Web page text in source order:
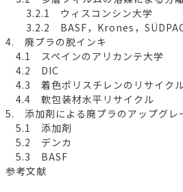
3.2.1 ウィスコンシン大学
3.2.2 BASF，Krones，
4. 廃プラの脱インキ
4.1 スペインのアリカンテ大学
4.2 DIC
4.3 着色ポリスチレンのリサイク
4.4 軟包装材水平リサイクル
5. 添加剤による廃プラのアップグレ
5.1 添加剤
5.2 デンカ
5.3 BASF
参考文献